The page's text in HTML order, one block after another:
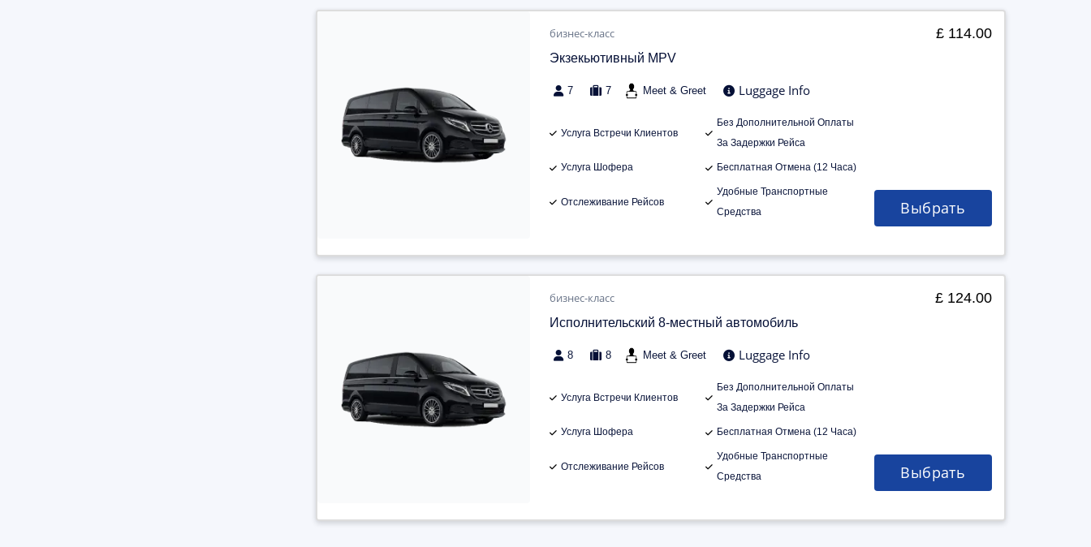
бизнес-класс
Экзекьютивный MPV
7 7 Meet & Greet Luggage Info
Услуга Встречи Клиентов
Без Дополнительной Оплаты
За Задержки Рейса
Услуга Шофера Бесплатная Отмена (12 Часа)
Отслеживание Рейсов
Удобные Транспортные
Средства
£ 114.00
Выбрать
бизнес-класс
Исполнительский 8-местный автомобиль
8 8 Meet & Greet Luggage Info
Услуга Встречи Клиентов
Без Дополнительной Оплаты
За Задержки Рейса
Услуга Шофера Бесплатная Отмена (12 Часа)
Отслеживание Рейсов
Удобные Транспортные
Средства
£ 124.00
Выбрать